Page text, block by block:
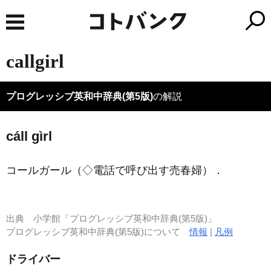
callgirl
プログレッシブ英和中辞典(第5版)の解説
cáll gìrl
コールガール（◇電話で呼び出す売春婦） ．
出典 小学館「プログレッシブ英和中辞典(第5版)」
プログレッシブ英和中辞典(第5版)について情報 | 凡例
ドライバー